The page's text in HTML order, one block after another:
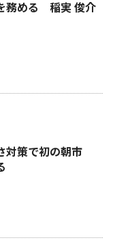
務める 稲実 俊介
対策で初の朝市